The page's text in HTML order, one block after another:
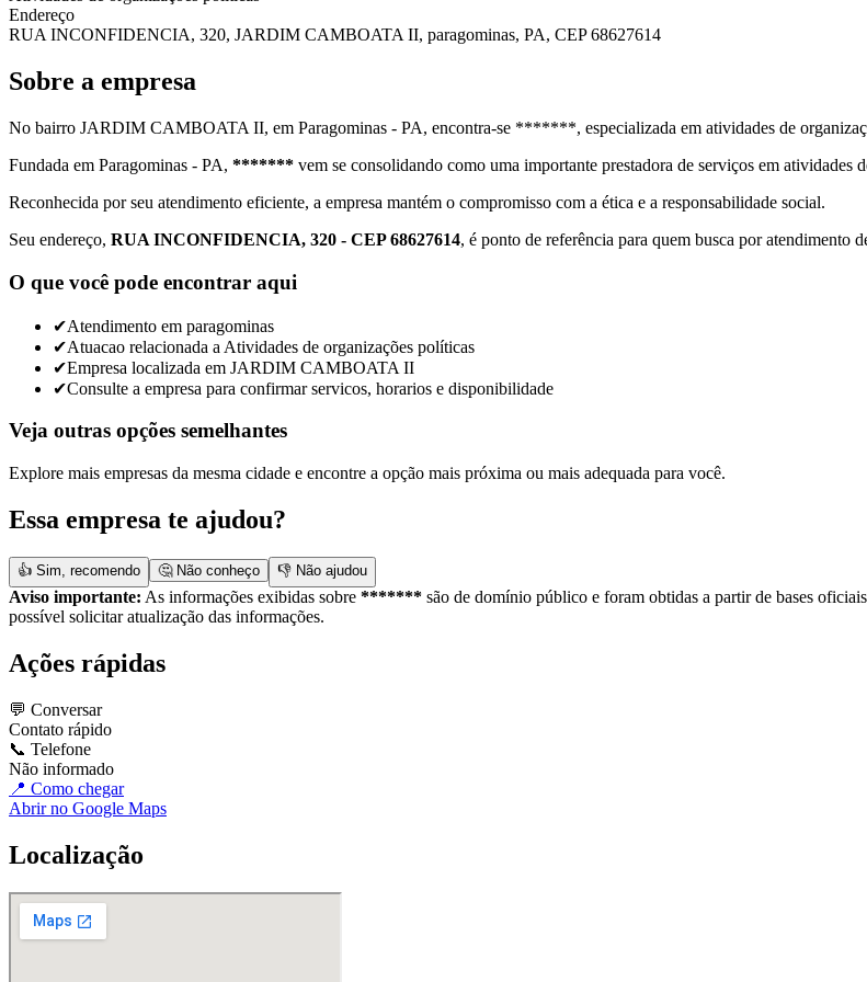
Endereço
RUA INCONFIDENCIA, 320, JARDIM CAMBOATA II, paragominas, PA, CEP 68627614
Sobre a empresa
No bairro JARDIM CAMBOATA II, em Paragominas - PA, encontra-se *******, especializada em atividades de
Fundada em Paragominas - PA, ******* vem se consolidando como uma importante prestadora de serviços em
Reconhecida por seu atendimento eficiente, a empresa mantém o compromisso com a ética e a responsabilidade social.
Seu endereço, RUA INCONFIDENCIA, 320 - CEP 68627614, é ponto de referência para quem busca por atendimento
O que você pode encontrar aqui
✔Atendimento em paragominas
✔Atuacao relacionada a Atividades de organizações políticas
✔Empresa localizada em JARDIM CAMBOATA II
✔Consulte a empresa para confirmar servicos, horarios e disponibilidade
Veja outras opções semelhantes
Explore mais empresas da mesma cidade e encontre a opção mais próxima ou mais adequada para você.
Essa empresa te ajudou?
👍 Sim, recomendo 🤔 Não conheço 👎 Não ajudou
Aviso importante: As informações exibidas sobre ******* são de domínio público e foram obtidas a partir de bases
possível solicitar atualização das informações.
Ações rápidas
💬 Conversar
Contato rápido
📞 Telefone
Não informado
📍 Como chegar
Abrir no Google Maps
Localização